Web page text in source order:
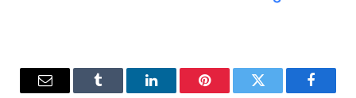
فيسبوكتويتر بينتيريستلينكدإن Tumblrالبريد